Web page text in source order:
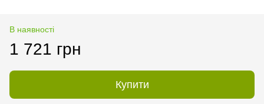
В наявності
1 721 грн
Купити